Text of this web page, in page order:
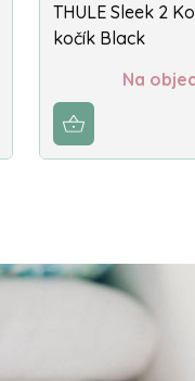
THULE Sleek 2
kočík Black
Na